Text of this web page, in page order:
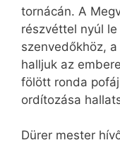
tornácán. A
részvéttel nyúl
szenvedőkhöz,
halljuk az
fölött ronda
ordítozása
Dürer mester